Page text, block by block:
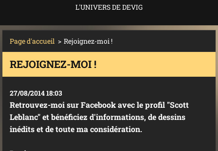
L'UNIVERS DE DEVIG
Page d'accueil > Rejoignez-moi !
REJOIGNEZ-MOI !
27/08/2014 18:03
Retrouvez-moi sur Facebook avec le profil "Scott
Leblanc" et bénéficiez d'informations, de dessins
inédits et de toute ma considération.